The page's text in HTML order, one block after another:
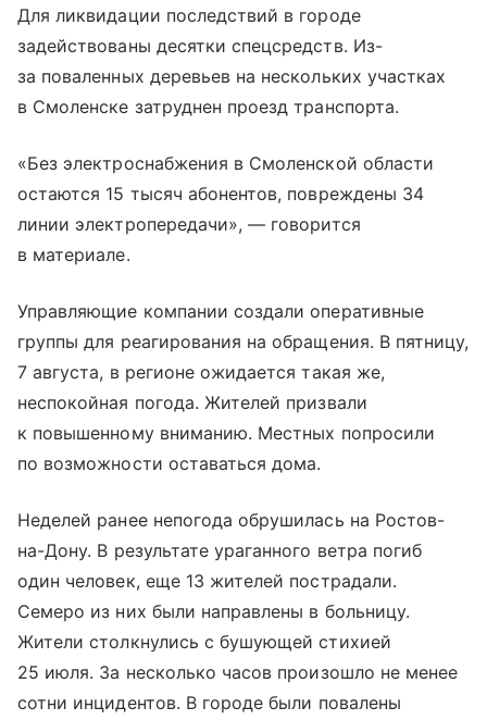
Для ликвидации последствий в городе
задействованы десятки спецсредств. Из-
за поваленных деревьев на нескольких участках
в Смоленске затруднен проезд транспорта.
«Без электроснабжения в Смоленской области
остаются 15 тысяч абонентов, повреждены 34
линии электропередачи», — говорится
в материале.
Управляющие компании создали оперативные
группы для реагирования на обращения. В пятницу,
7 августа, в регионе ожидается такая же,
неспокойная погода. Жителей призвали
к повышенному вниманию. Местных попросили
по возможности оставаться дома.
Неделей ранее непогода обрушилась на Ростов-
на-Дону. В результате ураганного ветра погиб
один человек, еще 13 жителей пострадали.
Семеро из них были направлены в больницу.
Жители столкнулись с бушующей стихией
25 июля. За несколько часов произошло не менее
сотни инцидентов. В городе были повалены